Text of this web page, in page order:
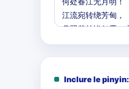
Inclure le pinyin: